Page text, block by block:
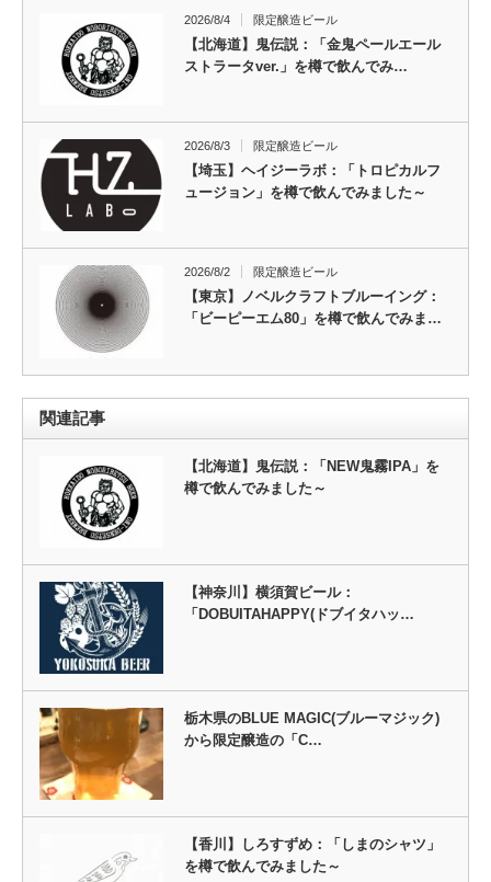
2026/8/4 限定醸造ビール
【北海道】鬼伝説：「金鬼ペールエール
ストラータver.」を樽で飲んでみ…
2026/8/3 限定醸造ビール
【埼玉】ヘイジーラボ：「トロピカルフ
ュージョン」を樽で飲んでみました～
2026/8/2 限定醸造ビール
【東京】ノベルクラフトブルーイング：
「ビーピーエム80」を樽で飲んでみま…
関連記事
【北海道】鬼伝説：「NEW鬼霧IPA」を
樽で飲んでみました～
【神奈川】横須賀ビール：
「DOBUITAHAPPY(ドブイタハッ…
栃木県のBLUE MAGIC(ブルーマジック)
から限定醸造の「C…
【香川】しろすずめ：「しまのシャツ」
を樽で飲んでみました～